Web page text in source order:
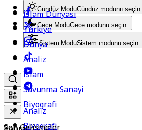
Gündüz ModuGündüz modunu seçin.
Gece ModuGece modunu seçin.
Sistem ModuSistem modunu seçin.
Analiz
Biyografi
İslam Dünyası
Türkiye
Dünya
Analiz
İslam
Savunma Sanayi
Biyografi